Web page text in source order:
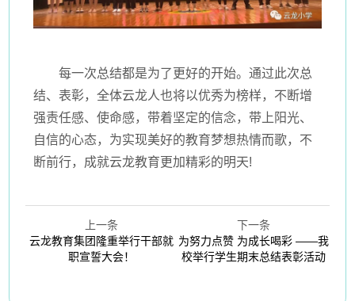
每一次总结都是为了更好的开始。通过此次总
结、表彰，全体云龙人也将以优秀为榜样，不断增
强责任感、使命感，带着坚定的信念，带上阳光、
自信的心态，为实现美好的教育梦想热情而歌，不
断前行，成就云龙教育更加精彩的明天!
上一条
云龙教育集团隆重举行干部就
职宣誓大会！
下一条
为努力点赞 为成长喝彩 ——我
校举行学生期末总结表彰活动